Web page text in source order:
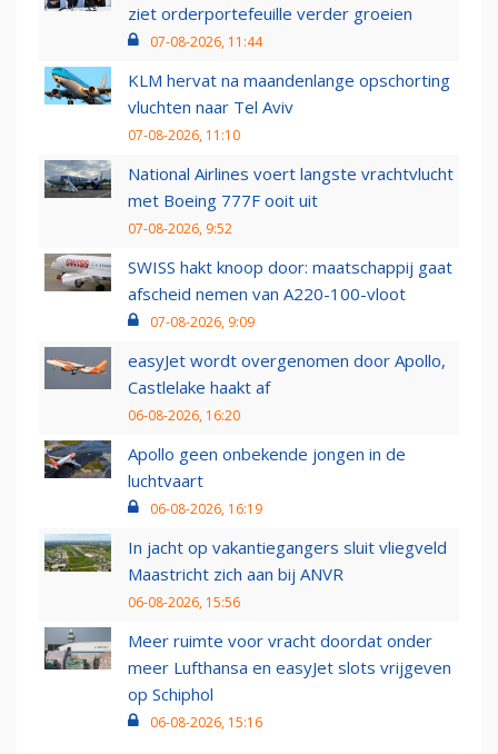
ziet orderportefeuille verder groeien
07-08-2026, 11:44
KLM hervat na maandenlange opschorting
vluchten naar Tel Aviv
07-08-2026, 11:10
National Airlines voert langste vrachtvlucht
met Boeing 777F ooit uit
07-08-2026, 9:52
SWISS hakt knoop door: maatschappij gaat
afscheid nemen van A220-100-vloot
07-08-2026, 9:09
easyJet wordt overgenomen door Apollo,
Castlelake haakt af
06-08-2026, 16:20
Apollo geen onbekende jongen in de
luchtvaart
06-08-2026, 16:19
In jacht op vakantiegangers sluit vliegveld
Maastricht zich aan bij ANVR
06-08-2026, 15:56
Meer ruimte voor vracht doordat onder
meer Lufthansa en easyJet slots vrijgeven
op Schiphol
06-08-2026, 15:16